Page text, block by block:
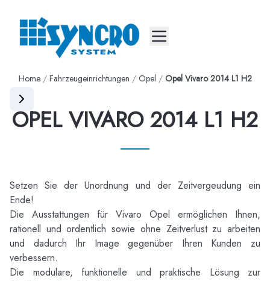
Mobile menu
Home / Fahrzeugeinrichtungen / Opel / Opel Vivaro 2014 L1 H2
OPEL VIVARO 2014 L1 H2
Setzen Sie der Unordnung und der Zeitvergeudung ein
Ende!
Die Ausstattungen für Vivaro Opel ermöglichen Ihnen,
rationell und ordentlich sowie ohne Zeitverlust zu arbeiten
und dadurch Ihr Image gegenüber Ihren Kunden zu
verbessern.
Die modulare, funktionelle und praktische Lösung zur